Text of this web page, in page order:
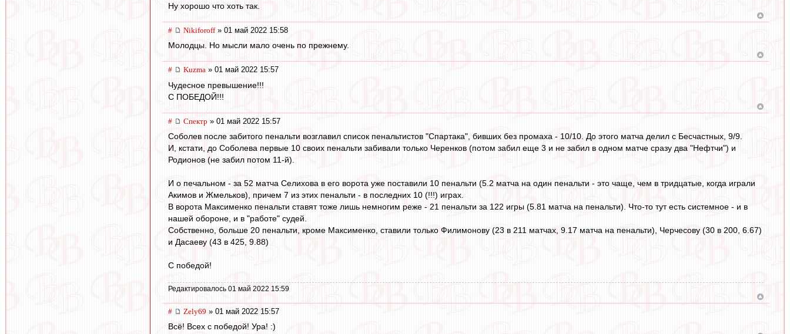
Ну хорошо что хоть так.
# Nikiforoff» 01 май 2022 15:58
Молодцы. Но мысли мало очень по прежнему.
# Kuzma » 01 май 2022 15:57
Чудесное превышение!!!
С ПОБЕДОЙ!!!
# Спектр » 01 май 2022 15:57
Соболев после забитого пенальти возглавил список пенальтистов "Спартака", бивших без промаха - 10/10. До этого матча делил с Бесчастных, 9/9.
И, кстати, до Соболева первые 10 своих пенальти забивали только Черенков (потом забил еще 3 и не забил в одном матче сразу два "Нефтчи") и
Родионов (не забил потом 11-й).
И о печальном - за 52 матча Селихова в его ворота уже поставили 10 пенальти (5.2 матча на один пенальти - это чаще, чем в тридцатые, когда играли
Акимов и Жмельков), причем 7 из этих пенальти - в последних 10 (!!!) играх.
В ворота Максименко пенальти ставят тоже лишь немногим реже - 21 пенальти за 122 игры (5.81 матча на пенальти). Что-то тут есть системное - и в
нашей обороне, и в "работе" судей.
Собственно, больше 20 пенальти, кроме Максименко, ставили только Филимонову (23 в 211 матчах, 9.17 матча на пенальти), Черчесову (30 в 200, 6.67)
и Дасаеву (43 в 425, 9.88)
С победой!
Редактировалось 01 май 2022 15:59
# Zely69 » 01 май 2022 15:57
Всё! Всех с победой! Ура! :)